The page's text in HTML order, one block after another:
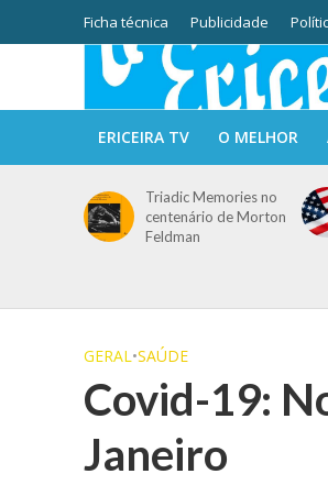
Ficha técnica Publicidade
ERICEIRA TV O MELHOR
Triadic Memories no
centenário de Morton
Feldman
GERAL•SAÚDE
Covid-19:
Janeiro